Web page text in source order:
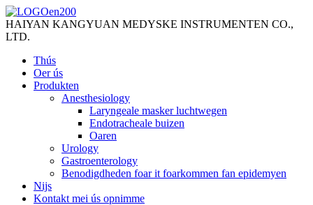
HAIYAN KANGYUAN MEDYSKE INSTRUMENTEN CO.,
LTD.
Thús
Oer ús
Produkten
Anesthesiology
Laryngeale masker luchtwegen
Endotracheale buizen
Oaren
Urology
Gastroenterology
Benodigdheden foar it foarkommen fan epidemyen
Nijs
Kontakt mei ús opnimme